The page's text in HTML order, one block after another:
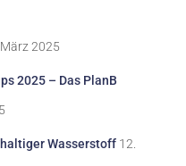
2025
2025 – Das PlanB
Wasserstoff 12.